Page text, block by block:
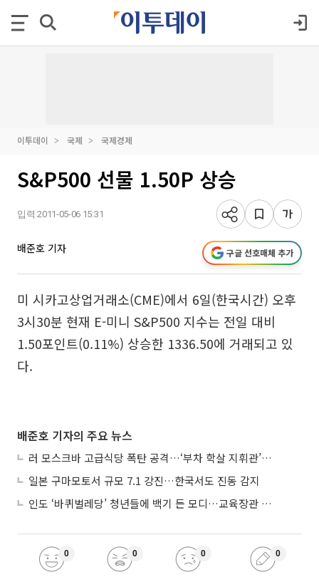
이투데이 국제 국제경제
S&P500 선물 1.50P 상승
입력 2011-05-06 15:31
배준호 기자 구글 선호매체 추가
미 시카고상업거래소(CME)에서 6일(한국시간) 오후
3시30분 현재 E-미니 S&P500 지수는 전일 대비
1.50포인트(0.11%) 상승한 1336.50에 거래되고 있
다.
배준호 기자의 주요 뉴스
러 모스크바 고급식당 폭탄 공격…‘부차 학살 지휘관’ 노렸나
일본 구마모토서 규모 7.1 강진…한국서도 진동 감지
인도 ‘바퀴벌레당’ 청년들에 백기 든 모디…교육장관 사퇴
0 0 0 0